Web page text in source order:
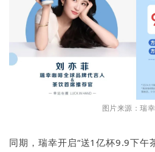
图片来源：瑞
同期，瑞幸开启“送1亿杯9.9下午